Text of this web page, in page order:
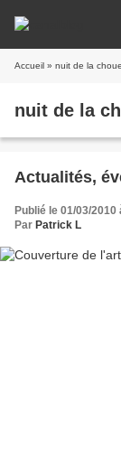
Accueil » nuit de la
nuit de la
Actualités,
Publié le 01/03/2010
Par Patrick L